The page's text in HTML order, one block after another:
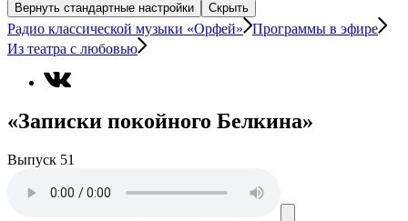
Вернуть стандартные настройки
Скрыть
Радио классической музыки «Орфей»
Программы в эфире
Из театра с любовью
«Записки покойного Белкина»
Выпуск 51